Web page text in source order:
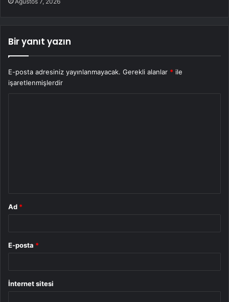
Bir yanıt yazın
E-posta adresiniz yayınlanmayacak. Gerekli alanlar * ile
işaretlenmişlerdir
Ad *
E-posta *
İnternet sitesi